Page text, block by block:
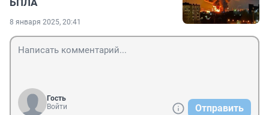
БПЛА
8 января 2025, 20:41
Гость
Войти
Отправить